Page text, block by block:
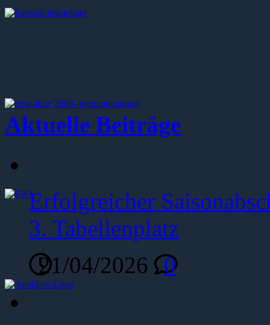
Aktuelle Beiträge
Erfolgreicher
3. Tabellenplatz
21/04/2026
0